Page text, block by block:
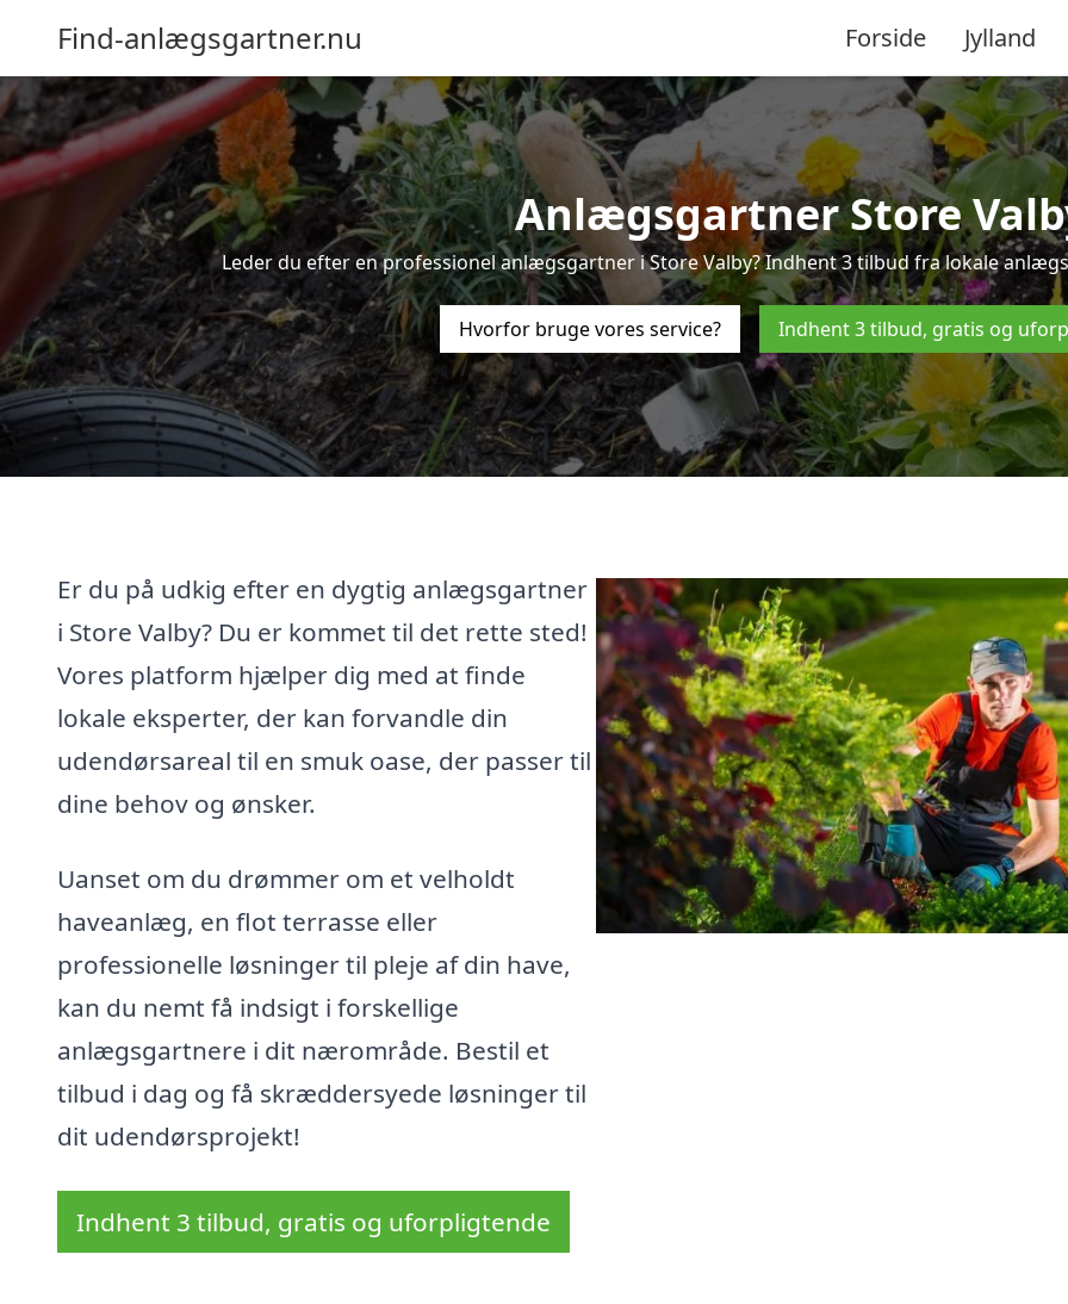
Find-anlægsgartner.nu Forside Jylland
Anlægsgartner Store
Leder du efter en professionel anlægsgartner i Store Valby? Indhent 3 tilbud fra lokale
Hvorfor bruge vores service? Indhent 3 tilbud, gratis og
Er du på udkig efter en dygtig anlægsgartner
i Store Valby? Du er kommet til det rette sted!
Vores platform hjælper dig med at finde
lokale eksperter, der kan forvandle din
udendørsareal til en smuk oase, der passer til
dine behov og ønsker.
Uanset om du drømmer om et velholdt
haveanlæg, en flot terrasse eller
professionelle løsninger til pleje af din have,
kan du nemt få indsigt i forskellige
anlægsgartnere i dit nærområde. Bestil et
tilbud i dag og få skræddersyede løsninger til
dit udendørsprojekt!
Indhent 3 tilbud, gratis og uforpligtende